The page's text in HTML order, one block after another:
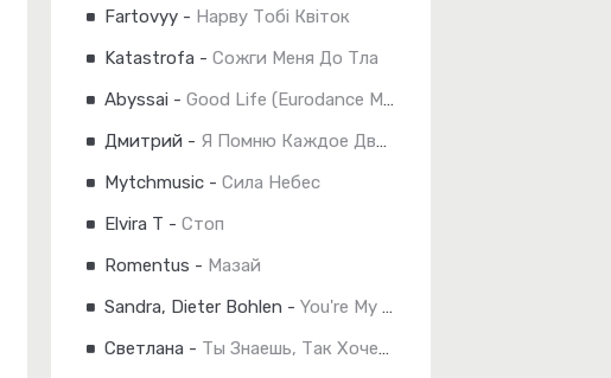
Fartovyy - Нарву Тобі Квіток
Katastrofa - Сожги Меня До Тла
Abyssai - Good Life (Eurodance Mix)
Дмитрий - Я Помню Каждое Движение
Mytchmusic - Сила Небес
Elvira T - Стоп
Romentus - Мазай
Sandra, Dieter Bohlen - You're My Love (Extended Mix)
Светлана - Ты Знаешь, Так Хочется Жить